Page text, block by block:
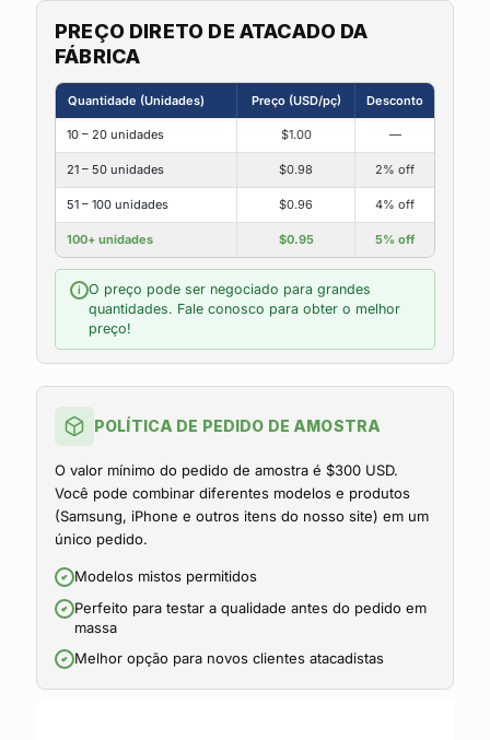
PREÇO DIRETO DE ATACADO DA
FÁBRICA
Quantidade (Unidades) Preço (USD/pç) Desconto
10 – 20 unidades $1.00 —
21 – 50 unidades $0.98 2% off
51 – 100 unidades $0.96 4% off
100+ unidades $0.95 5% off
i
O preço pode ser negociado para grandes
quantidades. Fale conosco para obter o melhor
preço!
POLÍTICA DE PEDIDO DE AMOSTRA
O valor mínimo do pedido de amostra é $300 USD.
Você pode combinar diferentes modelos e produtos
(Samsung, iPhone e outros itens do nosso site) em um
único pedido.
Modelos mistos permitidos
Perfeito para testar a qualidade antes do pedido em
massa
Melhor opção para novos clientes atacadistas